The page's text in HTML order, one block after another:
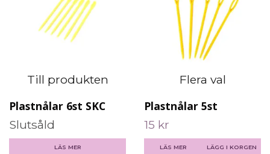
Till produkten
Plastnålar 6st SKC
Slutsåld
LÄS MER
Flera val
Plastnålar 5st
15 kr
LÄS MER LÄGG I KORGEN